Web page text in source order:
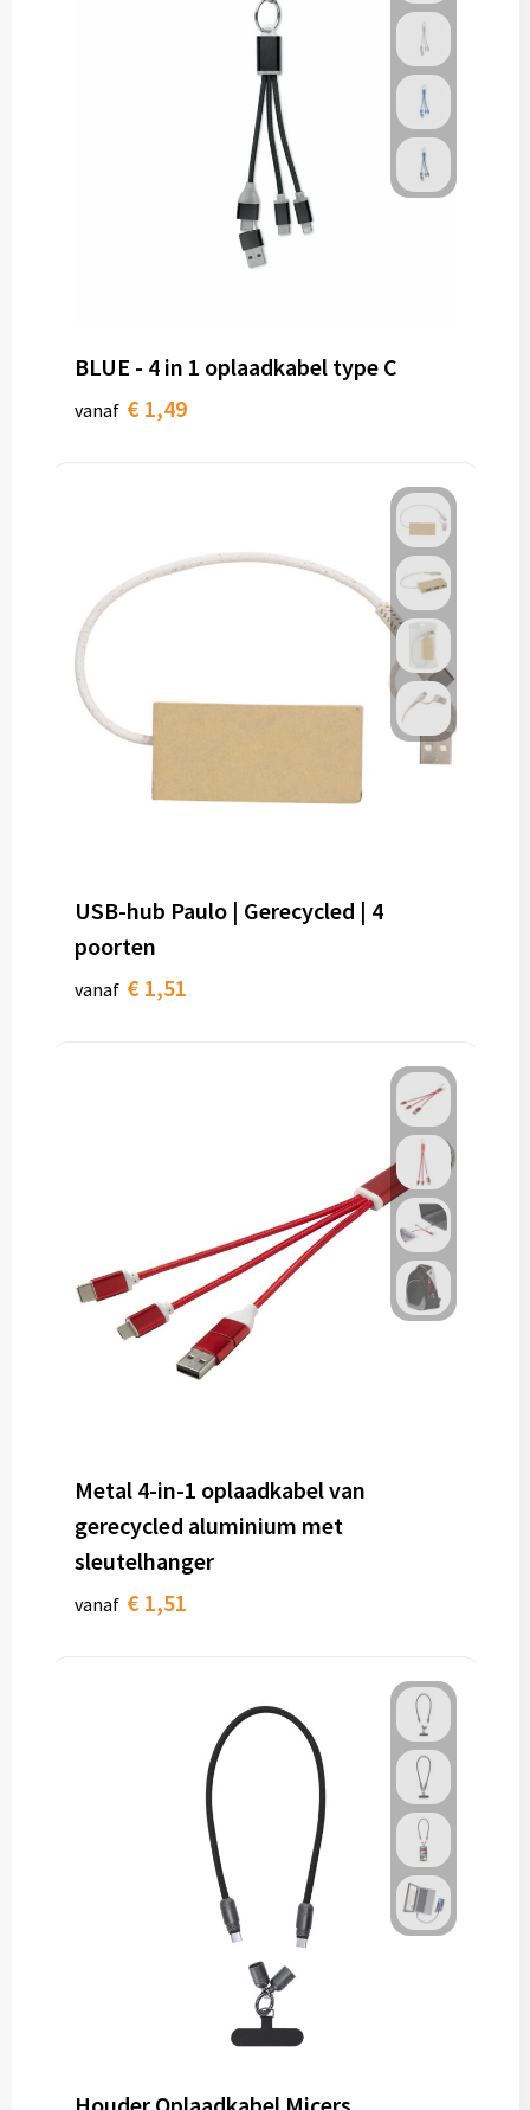
BLUE - 4 in 1 oplaadkabel type C
vanaf € 1,49
USB-hub Paulo | Gerecycled | 4
poorten
vanaf € 1,51
Metal 4-in-1 oplaadkabel van
gerecycled aluminium met
sleutelhanger
vanaf € 1,51